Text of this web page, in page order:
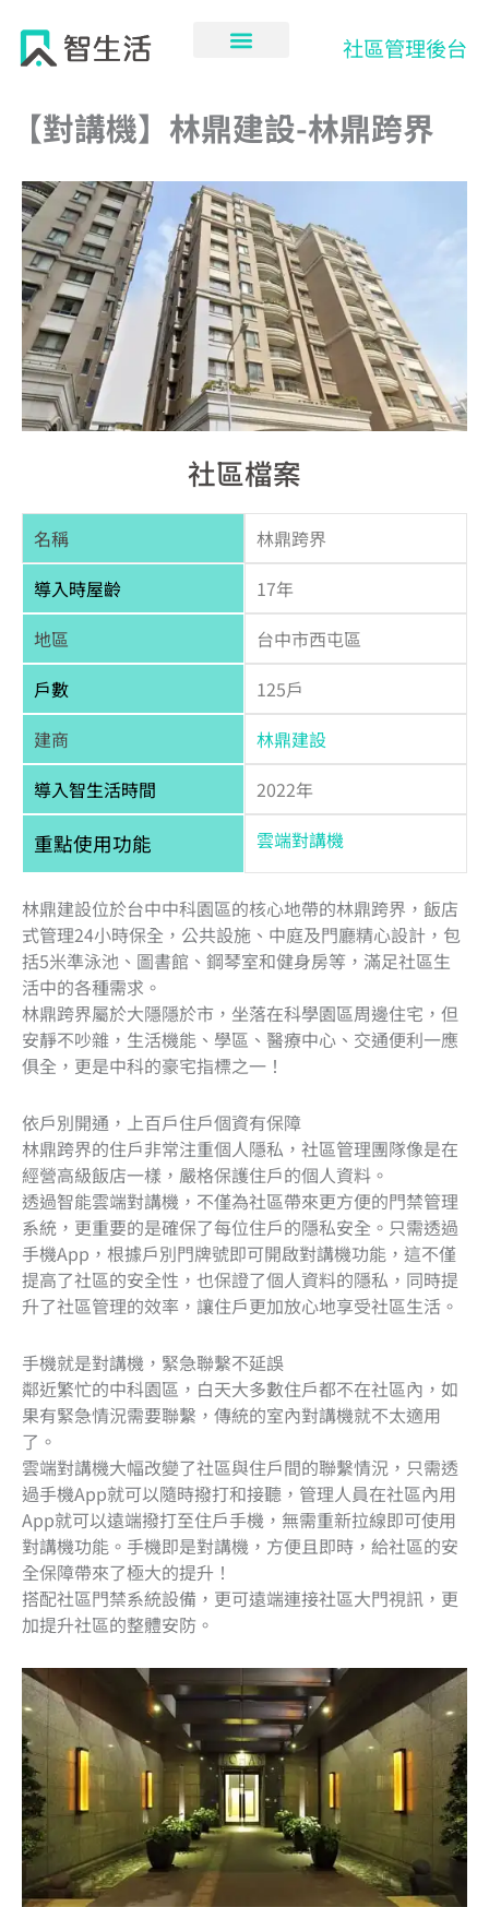
社區管理後台
【對講機】林鼎建設-林鼎跨界
社區檔案
名稱
林鼎跨界
導入時屋齡
17年
地區
台中市西屯區
戶數
125戶
建商
林鼎建設
導入智生活時間
2022年
重點使用功能 雲端對講機
林鼎建設位於台中中科園區的核心地帶的林鼎跨界，飯店
式管理24小時保全，公共設施、中庭及門廳精心設計，包
括5米準泳池、圖書館、鋼琴室和健身房等，滿足社區生
活中的各種需求。
林鼎跨界屬於大隱隱於市，坐落在科學園區周邊住宅，但
安靜不吵雜，生活機能、學區、醫療中心、交通便利一應
俱全，更是中科的豪宅指標之一！
依戶別開通，上百戶住戶個資有保障
林鼎跨界的住戶非常注重個人隱私，社區管理團隊像是在
經營高級飯店一樣，嚴格保護住戶的個人資料。
透過智能雲端對講機，不僅為社區帶來更方便的門禁管理
系統，更重要的是確保了每位住戶的隱私安全。只需透過
手機App，根據戶別門牌號即可開啟對講機功能，這不僅
提高了社區的安全性，也保證了個人資料的隱私，同時提
升了社區管理的效率，讓住戶更加放心地享受社區生活。
手機就是對講機，緊急聯繫不延誤
鄰近繁忙的中科園區，白天大多數住戶都不在社區內，如
果有緊急情況需要聯繫，傳統的室內對講機就不太適用
了。
雲端對講機大幅改變了社區與住戶間的聯繫情況，只需透
過手機App就可以隨時撥打和接聽，管理人員在社區內用
App就可以遠端撥打至住戶手機，無需重新拉線即可使用
對講機功能。 手機即是對講機，方便且即時，給社區的安
全保障帶來了極大的提升！
搭配社區門禁系統設備，更可遠端連接社區大門視訊，更
加提升社區的整體安防。